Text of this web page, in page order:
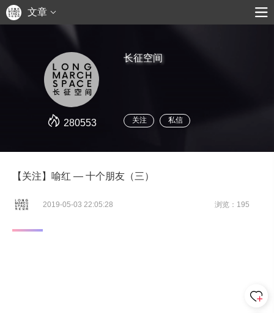
文章
280553
长征空间
关注 私信
【关注】喻红 — 十个朋友（三）
2019-05-03 22:05:28 浏览：195